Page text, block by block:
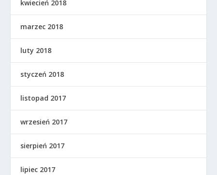
kwiecień 2018
marzec 2018
luty 2018
styczeń 2018
listopad 2017
wrzesień 2017
sierpień 2017
lipiec 2017